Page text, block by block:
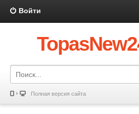
Войти
Полная версия сайта